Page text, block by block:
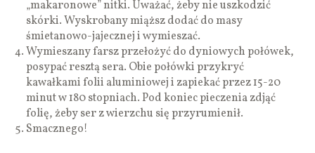
„makaronowe” nitki. Uważać, żeby nie uszkodzić
skórki. Wyskrobany miąższ dodać do masy
śmietanowo-jajecznej i wymieszać.
Wymieszany farsz przełożyć do dyniowych połówek,
posypać resztą sera. Obie połówki przykryć
kawałkami folii aluminiowej i zapiekać przez 15-20
minut w 180 stopniach. Pod koniec pieczenia zdjąć
folię, żeby ser z wierzchu się przyrumienił.
Smacznego!